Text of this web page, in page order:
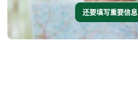
还要填写重要信息